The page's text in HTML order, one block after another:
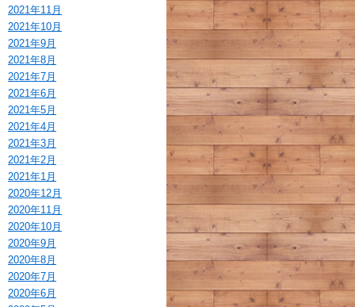
2021年11月
2021年10月
2021年9月
2021年8月
2021年7月
2021年6月
2021年5月
2021年4月
2021年3月
2021年2月
2021年1月
2020年12月
2020年11月
2020年10月
2020年9月
2020年8月
2020年7月
2020年6月